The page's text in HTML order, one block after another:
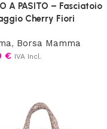
A PASITO – Fasciatoio
Cherry Fiori
, Borsa Mamma
€ IVA Incl.